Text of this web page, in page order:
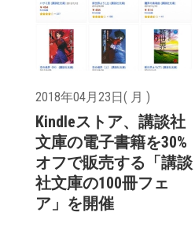
2018年04月23日( 月 )
Kindleストア、講談社
文庫の電子書籍を30%
オフで販売する「講談
社文庫の100冊フェ
ア」を開催